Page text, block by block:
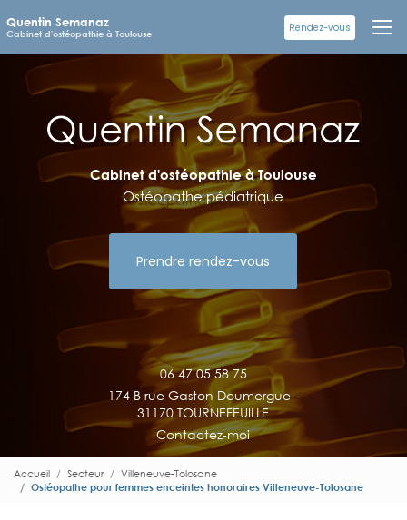
au
principal
Quentin Semanaz
Cabinet d'ostéopathie à Toulouse
Rendez-vous
Cabinet d'ostéopathie à Toulouse
Ostéopathe pédiatrique
Prendre rendez-vous
06 47 05 58 75
174 B rue Gaston Doumergue -
31170 TOURNEFEUILLE
Contactez-moi
Accueil Secteur
Villeneuve-Tolosane
Ostéopathe pour femmes enceintes honoraires Villeneuve-Tolosane